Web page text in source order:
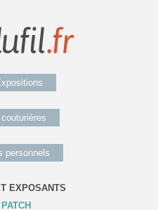
personnels
EXPOSANTS